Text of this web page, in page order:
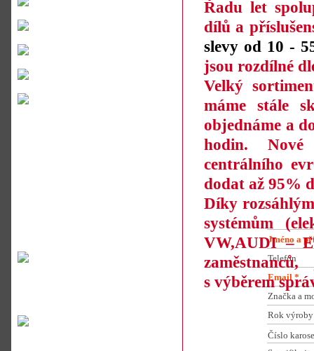
Řadu let
dílů a
slevy od 10 -
jsou rozdílné
Velký
máme stále
objednáme a
hodin.
centrálního
dodat až 95%
Díky
systémům
VW,AUDI –
s výběrem
Jméno a
Telefon
Email *
Značka a
Rok výroby
Číslo